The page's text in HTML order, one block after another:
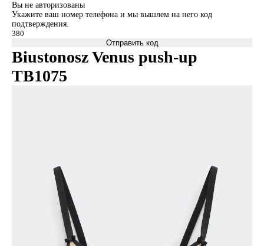
Вы не авторизованы
Укажите ваш номер телефона и мы вышлем на него код
подтверждения.
Отправить код
Biustonosz Venus push-up
TB1075